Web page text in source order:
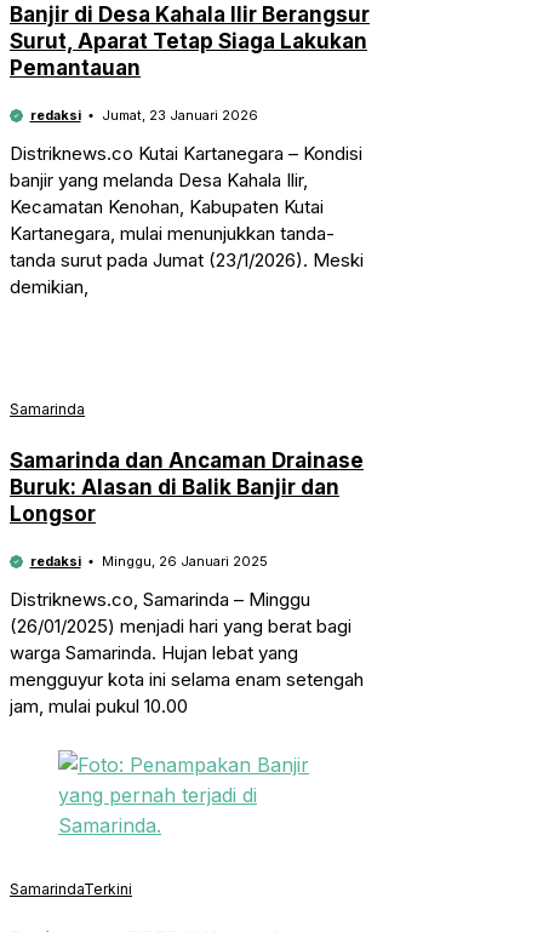
Banjir di Desa Kahala Ilir Berangsur
Surut, Aparat Tetap Siaga Lakukan
Pemantauan
redaksi Jumat, 23 Januari 2026
Distriknews.co Kutai Kartanegara – Kondisi
banjir yang melanda Desa Kahala Ilir,
Kecamatan Kenohan, Kabupaten Kutai
Kartanegara, mulai menunjukkan tanda-
tanda surut pada Jumat (23/1/2026). Meski
demikian,
Samarinda
Samarinda dan Ancaman Drainase
Buruk: Alasan di Balik Banjir dan
Longsor
redaksi Minggu, 26 Januari 2025
Distriknews.co, Samarinda – Minggu
(26/01/2025) menjadi hari yang berat bagi
warga Samarinda. Hujan lebat yang
mengguyur kota ini selama enam setengah
jam, mulai pukul 10.00
SamarindaTerkini